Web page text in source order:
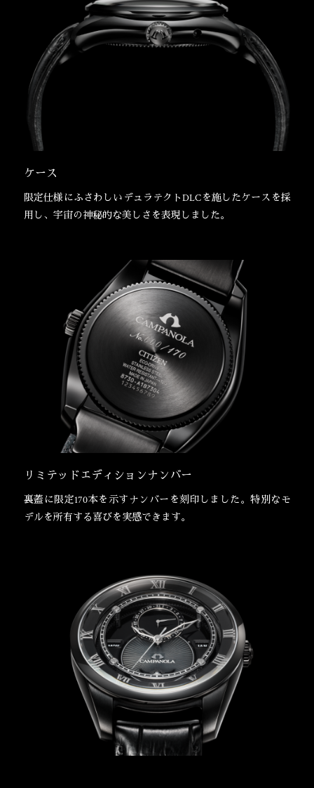
ケース
限定仕様にふさわしいデュラテクトDLCを施したケースを採
用し、宇宙の神秘的な美しさを表現しました。
リミテッドエディションナンバー
裏蓋に限定170本を示すナンバーを刻印しました。特別なモ
デルを所有する喜びを実感できます。